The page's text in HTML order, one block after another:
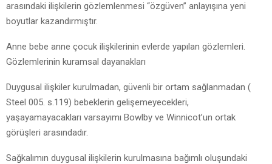
arasındaki ilişkilerin gözlemlenmesi “özgüven” anlayışına yeni
boyutlar kazandırmıştır.
Anne bebe anne çocuk ilişkilerinin evlerde yapılan gözlemleri.
Gözlemlerinin kuramsal dayanakları
Duygusal ilişkiler kurulmadan, güvenli bir ortam sağlanmadan (
Steel 005. s.119) bebeklerin gelişemeyecekleri,
yaşayamayacakları varsayımı Bowlby ve Winnicot’un ortak
görüşleri arasındadır.
Sağkalımın duygusal ilişkilerin kurulmasına bağımlı oluşundaki